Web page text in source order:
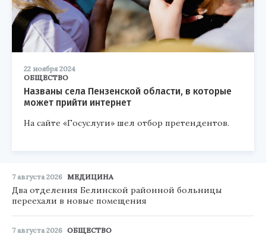
22 ноября 2024
ОБЩЕСТВО
Названы села Пензенской области, в которые
может прийти интернет
На сайте «Госуслуги» шел отбор претендентов.
7 августа 2026 МЕДИЦИНА
Два отделения Белинской районной больницы
переехали в новые помещения
7 августа 2026 ОБЩЕСТВО